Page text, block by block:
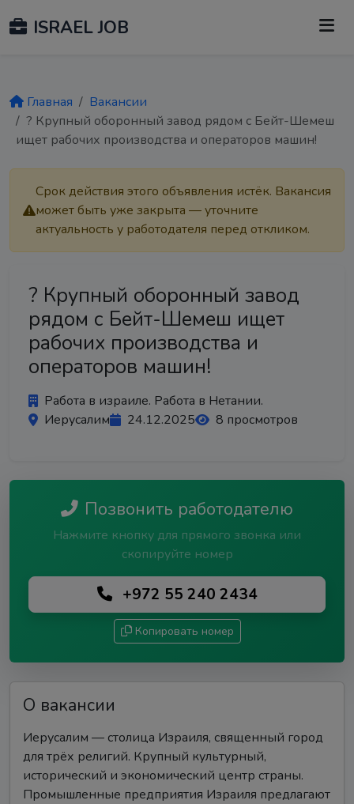
ISRAEL JOB
Главная
Вакансии
? Крупный оборонный завод рядом с Бейт-Шемеш
ищет рабочих производства и операторов машин!
Срок действия этого объявления истёк. Вакансия
может быть уже закрыта — уточните
актуальность у работодателя перед откликом.
? Крупный оборонный завод
рядом с Бейт-Шемеш ищет
рабочих производства и
операторов машин!
Работа в израиле. Работа в Нетании.
Иерусалим
24.12.2025 8 просмотров
Позвонить работодателю
Нажмите кнопку для прямого звонка или
скопируйте номер
+972 55 240 2434
Копировать номер
О вакансии
Иерусалим — столица Израиля, священный город
для трёх религий. Крупный культурный,
исторический и экономический центр страны.
Промышленные предприятия Израиля предлагают